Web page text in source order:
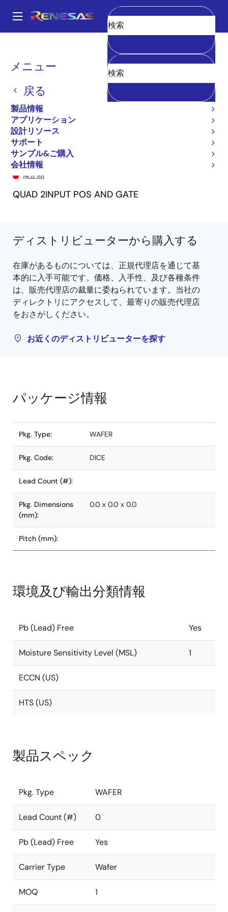
ン
Main
navigation
メニュー
戻る
製品情報
アプリケーション
設計リソース
サポート
サンプル&ご購入
会社情報
消去
パ
く
ず
74LVC08A
LVC08U
廃止品
QUAD 2INPUT POS AND GATE
ディストリビューターから購入する
在庫があるものについては、正規代理店を通じて基
本的に入手可能です。価格、入手性、及び各種条件
は、販売代理店の裁量に委ねられています。当社の
ディレクトリにアクセスして、最寄りの販売代理店
をおさがしください。
お近くのディストリビューターを探す
パッケージ情報
Pkg. Type: WAFER
Pkg. Code: DICE
Lead Count (#):
Pkg. Dimensions
(mm):
0.0 x 0.0 x 0.0
Pitch (mm):
環境及び輸出分類情報
Pb (Lead) Free Yes
Moisture Sensitivity Level (MSL) 1
ECCN (US)
HTS (US)
製品スペック
Pkg. Type WAFER
Lead Count (#) 0
Pb (Lead) Free Yes
Carrier Type Wafer
MOQ 1